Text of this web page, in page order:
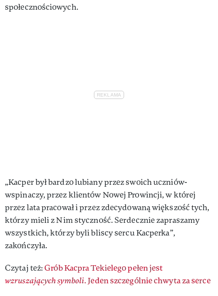
społecznościowych.
„Kacper był bardzo lubiany przez swoich uczniów-
wspinaczy, przez klientów Nowej Prowincji, w której
przez lata pracował i przez zdecydowaną większość tych,
którzy mieli z Nim styczność. Serdecznie zapraszamy
wszystkich, którzy byli bliscy sercu Kacperka”,
zakończyła.
Czytaj też:Grób Kacpra Tekielego pełen jest
wzruszających symboli. Jeden szczególnie chwyta za serce